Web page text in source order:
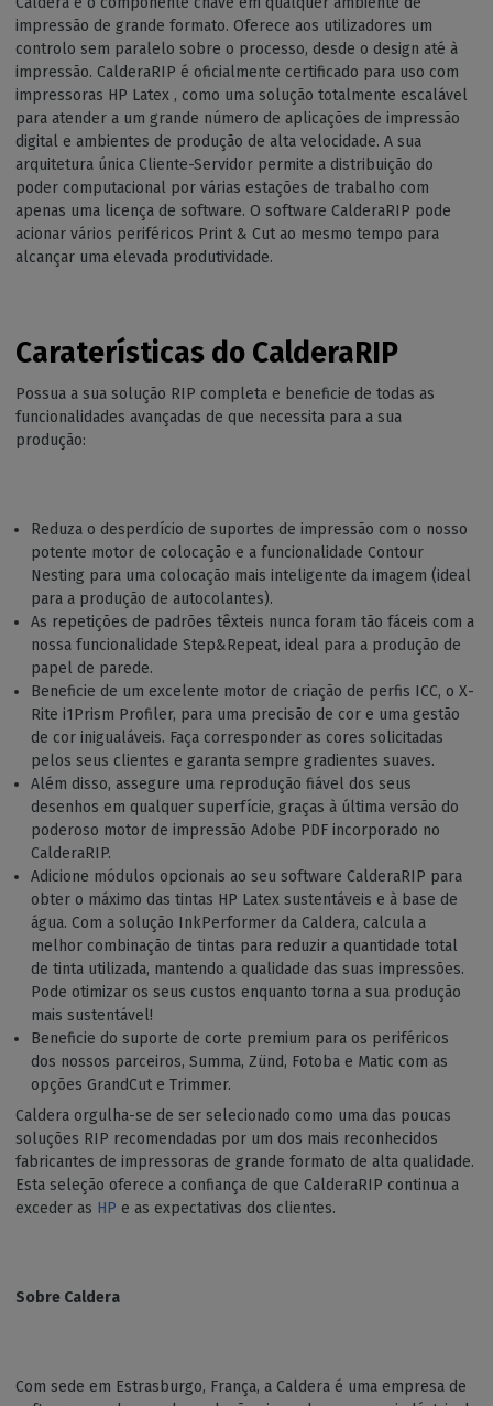
impressão de grande formato. Oferece aos utilizadores um
controlo sem paralelo sobre o processo, desde o design até à
impressão. CalderaRIP é oficialmente certificado para uso com
impressoras HP Latex , como uma solução totalmente escalável
para atender a um grande número de aplicações de impressão
digital e ambientes de produção de alta velocidade. A sua
arquitetura única Cliente-Servidor permite a distribuição do
poder computacional por várias estações de trabalho com
apenas uma licença de software. O software CalderaRIP pode
acionar vários periféricos Print & Cut ao mesmo tempo para
alcançar uma elevada produtividade.
Caraterísticas do CalderaRIP
Possua a sua solução RIP completa e beneficie de todas as
funcionalidades avançadas de que necessita para a sua
produção:
Reduza o desperdício de suportes de impressão com o nosso
potente motor de colocação e a funcionalidade Contour
Nesting para uma colocação mais inteligente da imagem (ideal
para a produção de autocolantes).
As repetições de padrões têxteis nunca foram tão fáceis com a
nossa funcionalidade Step&Repeat, ideal para a produção de
papel de parede.
Beneficie de um excelente motor de criação de perfis ICC, o X-
Rite i1Prism Profiler, para uma precisão de cor e uma gestão
de cor inigualáveis. Faça corresponder as cores solicitadas
pelos seus clientes e garanta sempre gradientes suaves.
Além disso, assegure uma reprodução fiável dos seus
desenhos em qualquer superfície, graças à última versão do
poderoso motor de impressão Adobe PDF incorporado no
CalderaRIP.
Adicione módulos opcionais ao seu software CalderaRIP para
obter o máximo das tintas HP Latex sustentáveis e à base de
água. Com a solução InkPerformer da Caldera, calcula a
melhor combinação de tintas para reduzir a quantidade total
de tinta utilizada, mantendo a qualidade das suas impressões.
Pode otimizar os seus custos enquanto torna a sua produção
mais sustentável!
Beneficie do suporte de corte premium para os periféricos
dos nossos parceiros, Summa, Zünd, Fotoba e Matic com as
opções GrandCut e Trimmer.
Caldera orgulha-se de ser selecionado como uma das poucas
soluções RIP recomendadas por um dos mais reconhecidos
fabricantes de impressoras de grande formato de alta qualidade.
Esta seleção oferece a confiança de que CalderaRIP continua a
exceder as HP e as expectativas dos clientes.
Sobre Caldera
Com sede em Estrasburgo, França, a Caldera é uma empresa de